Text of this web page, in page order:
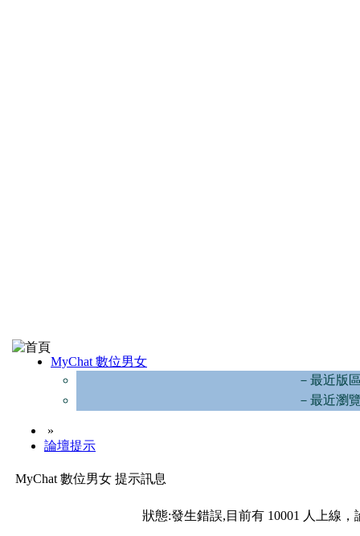
MyChat 數位男女
－最近版
－最近瀏
»
論壇提示
MyChat 數位男女 提示訊息
狀態:發生錯誤,目前有 10001 人上線